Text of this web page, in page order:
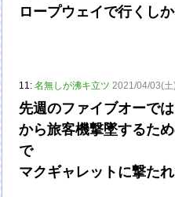
ロープウェイで行くし
11:名無しが沸キ立ツ 2021/04/03(
先週のファイブオーで
から旅客機撃墜するた
で
マクギャレットに撃た